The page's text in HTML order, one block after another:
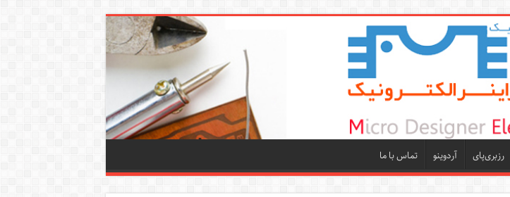
رزبری‌پای آردوینو تماس با ما